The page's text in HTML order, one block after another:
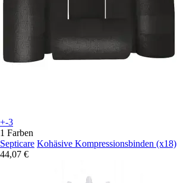
+-3
1 Farben
Septicare Kohäsive Kompressionsbinden (x18)
44,07 €